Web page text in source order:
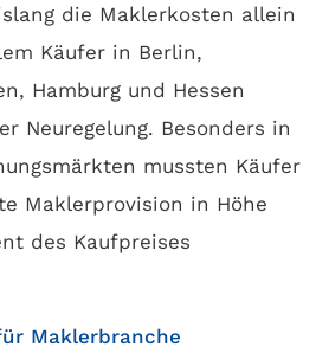
die Maklerkosten allein
Käufer in Berlin,
Hamburg und Hessen
Neuregelung. Besonders in
mussten Käufer
Maklerprovision in Höhe
des Kaufpreises
Maklerbranche